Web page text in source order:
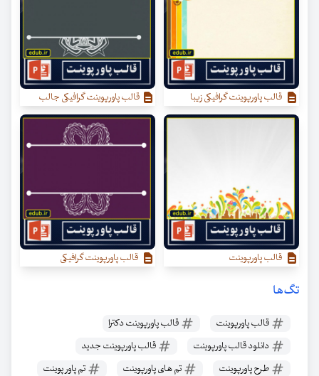
قالب پاورپوینت گرافیکی زیبا قالب پاورپوینت گرافیکی جالب
قالب پاورپوینت قالب پاورپوینت گرافیکی
تگ‌ها
قالب پاورپوینت
قالب پاورپوینت دکترا
دانلود قالب پاورپوینت
قالب پاورپوینت جدید
طرح پاورپوینت
تم های پاورپوینت
تم پاور پوینت